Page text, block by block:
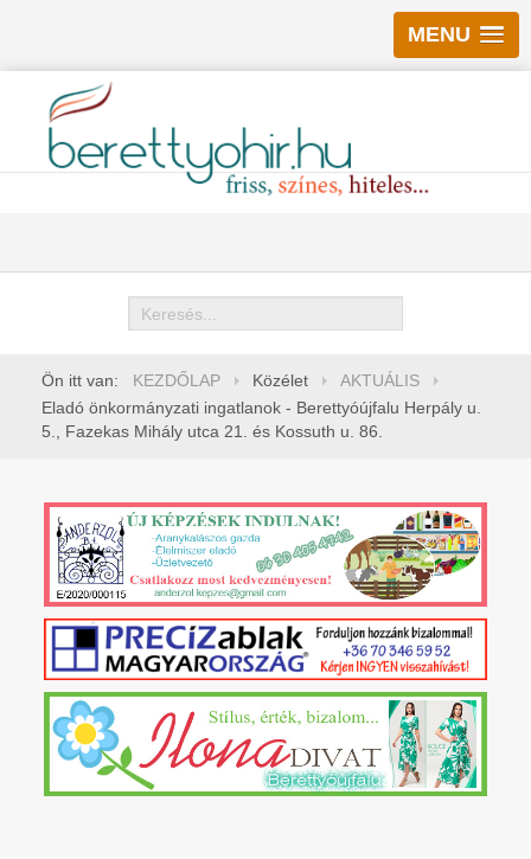
MENU
Keresés
Ön itt van: KEZDŐLAP Közélet
AKTUÁLIS
Eladó önkormányzati ingatlanok - Berettyóújfalu Herpály u.
5., Fazekas Mihály utca 21. és Kossuth u. 86.